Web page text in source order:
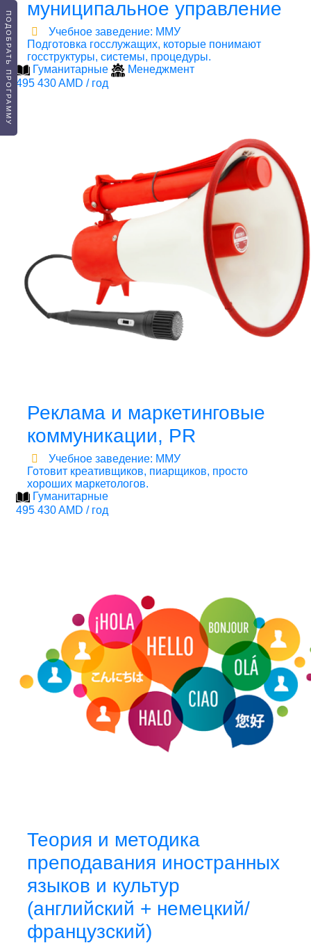
муниципальное управление
Учебное заведение: ММУ
Подготовка госслужащих, которые понимают
госструктуры, системы, процедуры.
Гуманитарные
Менеджмент
495 430 AMD / год
Реклама и маркетинговые
коммуникации, PR
Учебное заведение: ММУ
Готовит креативщиков, пиарщиков, просто
хороших маркетологов.
Гуманитарные
495 430 AMD / год
Теория и методика
преподавания иностранных
языков и культур
(английский + немецкий/
французский)
ПОДОБРАТЬ ПРОГРАММУ